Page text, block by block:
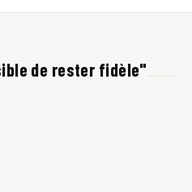
de rester fidèle"